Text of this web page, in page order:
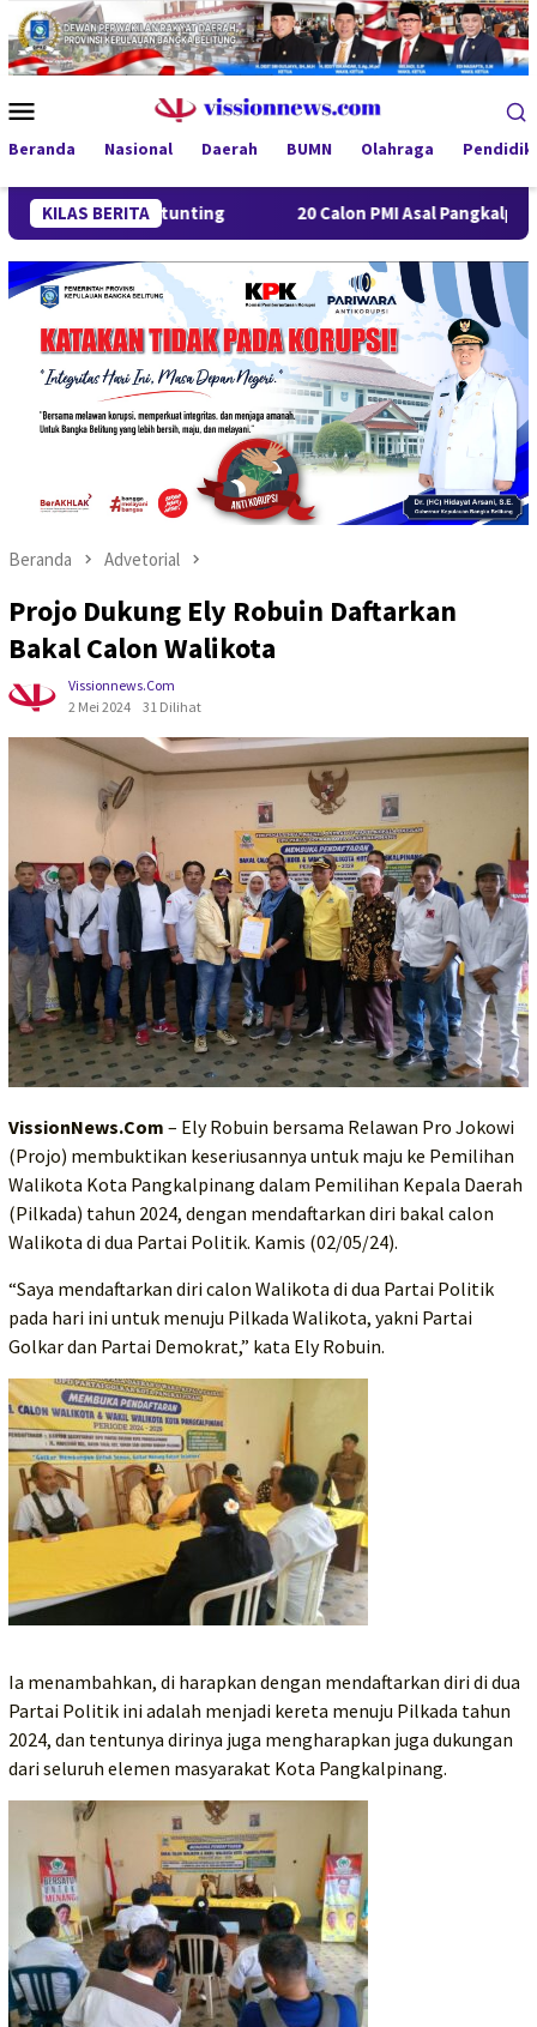
Loncat
ke
konten
Mobile
Beranda Nasional Daerah BUMN Olahraga
KILAS BERITA
Stunting 20 Calon PMI Asal Pangkalpinang Jalani
Beranda Advetorial
Projo Dukung Ely Robuin Daftarkan
Bakal Calon Walikota
Vissionnews.com
2 Mei 2024
31 Dilihat
VissionNews.Com – Ely Robuin bersama Relawan Pro Jokowi
(Projo) membuktikan keseriusannya untuk maju ke Pemilihan
Walikota Kota Pangkalpinang dalam Pemilihan Kepala Daerah
(Pilkada) tahun 2024, dengan mendaftarkan diri bakal calon
Walikota di dua Partai Politik. Kamis (02/05/24).
“Saya mendaftarkan diri calon Walikota di dua Partai Politik
pada hari ini untuk menuju Pilkada Walikota, yakni Partai
Golkar dan Partai Demokrat,” kata Ely Robuin.
Ia menambahkan, di harapkan dengan mendaftarkan diri di dua
Partai Politik ini adalah menjadi kereta menuju Pilkada tahun
2024, dan tentunya dirinya juga mengharapkan juga dukungan
dari seluruh elemen masyarakat Kota Pangkalpinang.